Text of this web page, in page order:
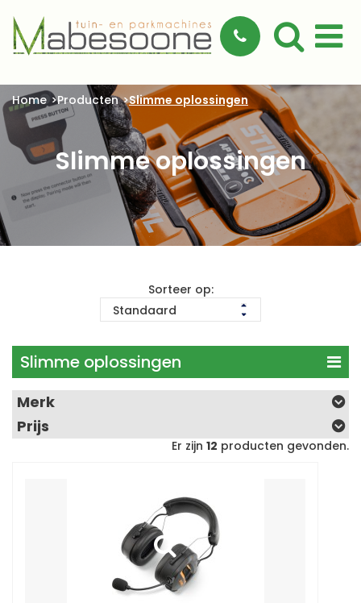
Home Producten Slimme oplossingen
Slimme oplossingen
Sorteer op:
Slimme oplossingen
Merk
Prijs
Er zijn 12 producten gevonden.